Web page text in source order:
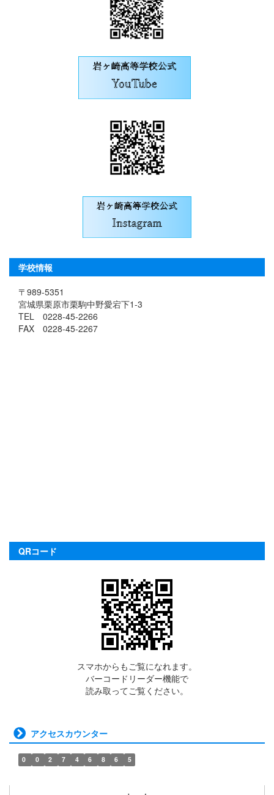
学校情報
〒989-5351
宮城県栗原市栗駒中野愛宕下1-3
TEL 0228-45-2266
FAX 0228-45-2267
QRコード
スマホからもご覧になれます。
バーコードリーダー機能で
読み取ってご覧ください。
アクセスカウンター
0 0 2 7 4 6 8 6 5